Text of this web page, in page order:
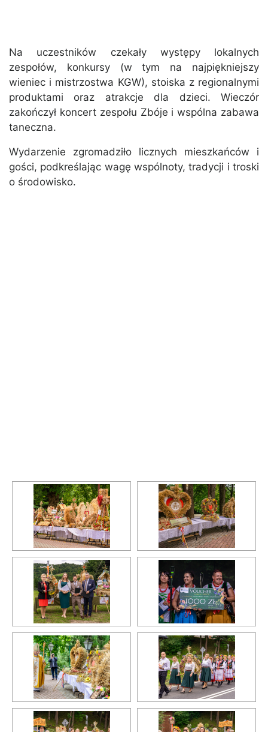
Na uczestników czekały występy lokalnych
zespołów, konkursy (w tym na najpiękniejszy
wieniec i mistrzostwa KGW), stoiska z regionalnymi
produktami oraz atrakcje dla dzieci. Wieczór
zakończył koncert zespołu Zbóje i wspólna zabawa
taneczna.
Wydarzenie zgromadziło licznych mieszkańców i
gości, podkreślając wagę wspólnoty, tradycji i troski
o środowisko.